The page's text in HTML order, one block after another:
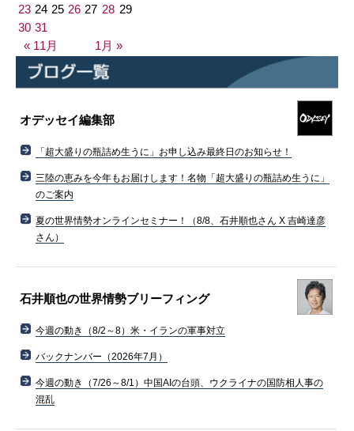
« 11月 1月 »
23 24 25 26 27 28 29
30 31
オデッセイ編集部
「超大盛りの瓶詰め生うに」お申し込み最終日のお知らせ！
三陸の恵みを今年もお届けします！名物「超大盛りの瓶詰め生うに」
のご案内
夏の世界情勢オンラインセミナー！（8/8、石井順也さん X 吉崎達彦
さん）
石井順也の世界情勢ブリーフィング
今週の動き（8/2～8）米・イランの軍事対立
バックナンバー（2026年7月）
今週の動き（7/26～8/1）中国AIの台頭、ウクライナの国防相人事の
混乱